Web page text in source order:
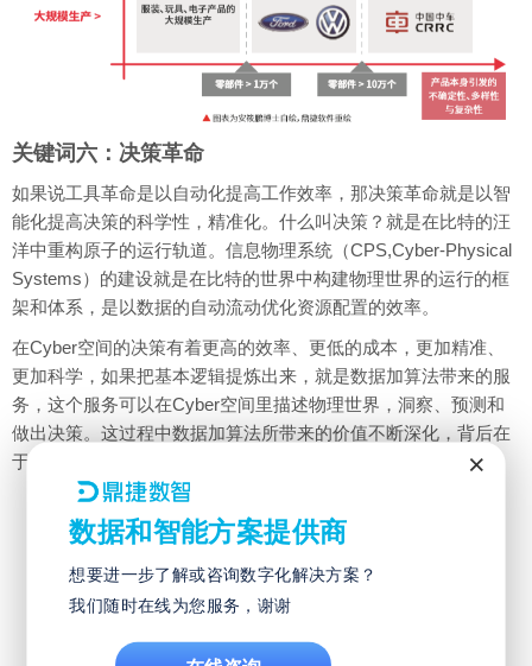
关键词六：决策革命
如果说工具革命是以自动化提高工作效率，那决策革命就是以智
能化提高决策的科学性，精准化。什么叫决策？就是在比特的汪
洋中重构原子的运行轨道。信息物理系统（CPS,Cyber-Physical
Systems）的建设就是在比特的世界中构建物理世界的运行的框
架和体系，是以数据的自动流动优化资源配置的效率。
在Cyber空间的决策有着更高的效率、更低的成本，更加精准、
更加科学，如果把基本逻辑提炼出来，就是数据加算法带来的服
务，这个服务可以在Cyber空间里描述物理世界，洞察、预测和
做出决策。这过程中数据加算法所带来的价值不断深化，背后在
于优化制造资源的配置效率。
×
数据和智能方案提供商
想要进一步了解或咨询数字化解决方案？
我们随时在线为您服务，谢谢